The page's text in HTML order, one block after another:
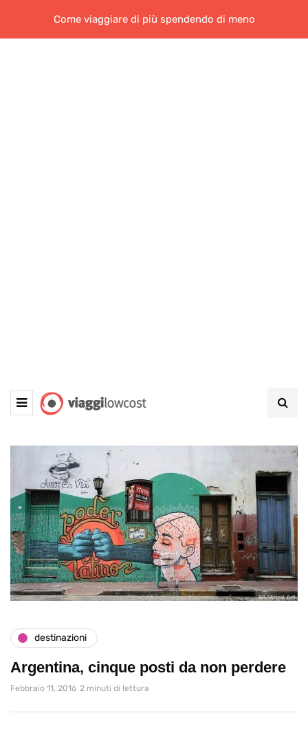
Come viaggiare di più spendendo di meno
destinazioni
Argentina, cinque posti da non perdere
Febbraio 11, 2016 2 minuti di lettura